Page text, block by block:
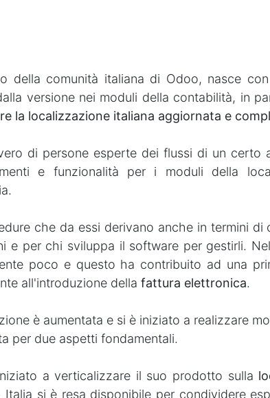
della comunità italiana di Odoo, nasce
versione nei moduli della contabilità, in
la localizzazione italiana aggiornata e
di persone esperte dei flussi di un certo
e funzionalità per i moduli della
che da essi derivano anche in termini di
e per chi sviluppa il software per gestirli.
poco e questo ha contribuito ad una
all'introduzione della fattura elettronica.
è aumentata e si è iniziato a realizzare
per due aspetti fondamentali.
a verticalizzare il suo prodotto sulla
si è resa disponibile per condividere